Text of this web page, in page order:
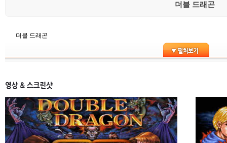
더블 드래곤
더블 드래곤